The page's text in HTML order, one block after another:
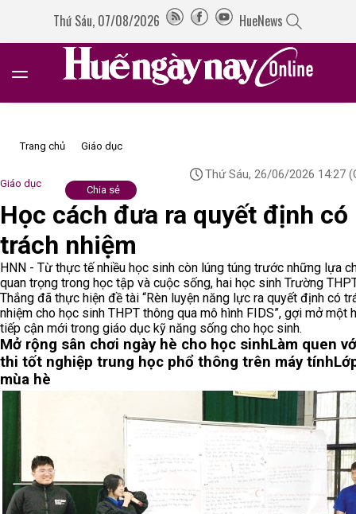
Thứ Sáu, 07/08/2026 HueNews
Trang chủ Giáo dục
Giáo dục
Thứ Sáu, 26/06/2026 14:27
Chia sẻ
Học cách đưa ra quyết định có
trách nhiệm
HNN - Từ thực tế nhiều học sinh còn lúng túng trước những lựa
quan trọng trong học tập và cuộc sống, hai học sinh Trường
Thắng đã thực hiện đề tài “Rèn luyện năng lực ra quyết định có
nhiệm cho học sinh THPT thông qua mô hình FIDS”, gợi mở một
tiếp cận mới trong giáo dục kỹ năng sống cho học sinh.
Mở rộng sân chơi ngày hè cho học sinhLàm quen
thi tốt nghiệp trung học phổ thông trên máy tính
mùa hè